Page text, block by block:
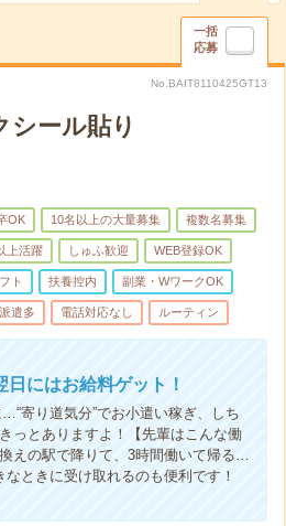
一括
応募
No.BAIT8110425GT13
シール貼り
OK 10名以上の大量募集 複数名募集
上活躍 しゅふ歓迎 WEB登録OK
ト 扶養控内 副業・WワークOK
派遣多 電話対応なし ルーティン
にはお給料ゲット！
寄り道気分”でお小遣い稼ぎ、しち
っとありますよ！【先輩はこんな働
えの駅で降りて、3時間働いて帰る…
ときに受け取れるのも便利です！